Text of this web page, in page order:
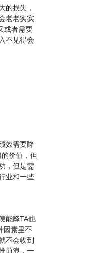
的损失，
老老实实
或者需要
不见得会
效需要降
价值，但
，但是需
业和一些
能降TA也
因素里不
不会收到
前浪，一